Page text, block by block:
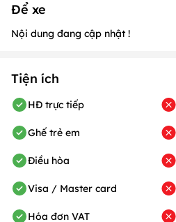
Để xe
Nội dung đang cập nhật !
Tiện ích
HĐ trực tiếp
Ghế trẻ em
Điều hòa
Visa / Master card
Hóa đơn VAT